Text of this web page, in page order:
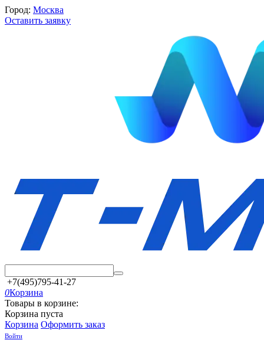
Город: Москва
Оставить заявку
+7(495)795-41-27
0Корзина
Товары в корзине:
Корзина пуста
Корзина Оформить заказ
Войти